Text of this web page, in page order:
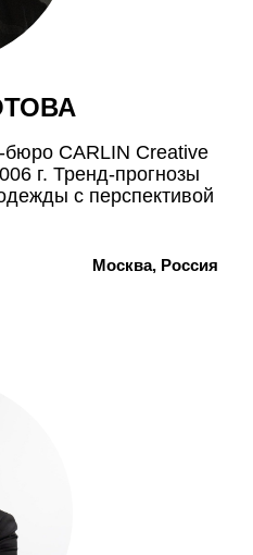
бюро CARLIN Creative
г. Тренд-прогнозы
с перспективой
Москва, Россия